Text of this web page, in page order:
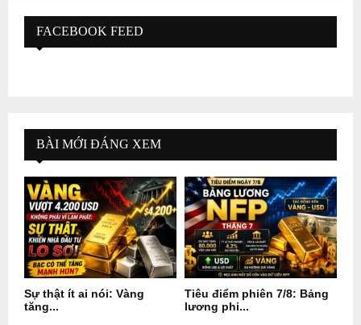
FACEBOOK FEED
BÀI MỚI ĐÁNG XEM
Sự thật ít ai nói: Vàng
tăng...
Tiêu điểm phiên 7/8: Bảng
lương phi...